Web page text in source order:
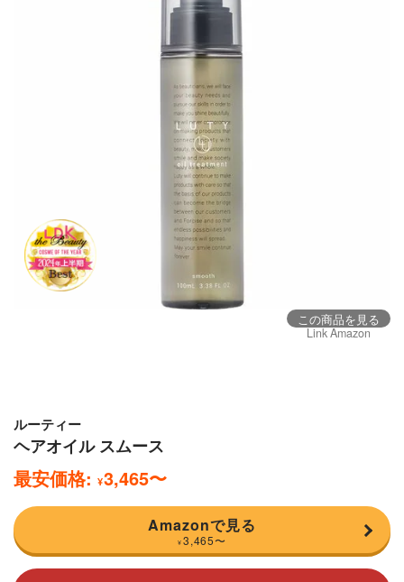
この商品を見る
Link Amazon
ルーティー
ヘアオイル スムース
最安価格: ¥3,465〜
Amazonで見る
¥ 3,465〜